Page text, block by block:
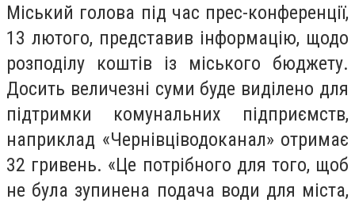
Міський голова під час прес-конференції,
13 лютого, представив інформацію, щодо
розподілу коштів із міського бюджету.
Досить величезні суми буде виділено для
підтримки комунальних підприємств,
наприклад «Чернівціводоканал» отримає
32 гривень. «Це потрібного для того, щоб
не була зупинена подача води для міста,